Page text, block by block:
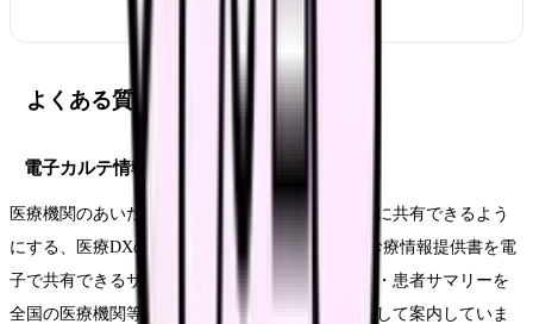
よくある質問
電子カルテ情報共有サービスとは何ですか？
医療機関のあいだで患者さんの診療情報を電子的に共有できるよう
にする、医療DXの仕組みです。厚生労働省は、診療情報提供書を電
子で共有できるサービスや、患者さんの臨床情報・患者サマリーを
全国の医療機関等や本人が閲覧できるサービスとして案内していま